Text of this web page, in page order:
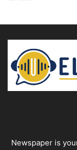
Newspaper is